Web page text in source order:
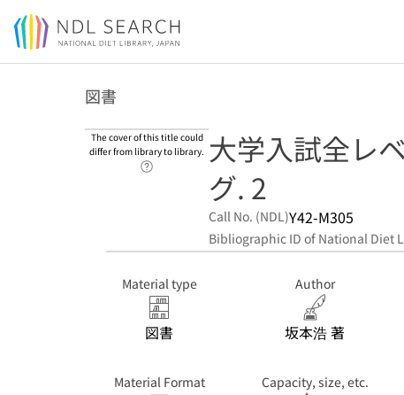
Jump to main content
図書
The cover of this title could
differ from library to library.
Link to Help Page
大学入試全レ
グ. 2
Call No. (NDL)Y42-M305
Bibliographic ID of National Diet
Material type
図書
Author
坂本浩 著
Material Format Capacity, size, etc.